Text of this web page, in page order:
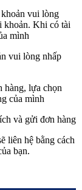
vui lòng
khoản. Khi có tài
mình
vui lòng nhấp
hàng, lựa chọn
của mình
và gửi đơn hàng
liên hệ bằng cách
bạn.